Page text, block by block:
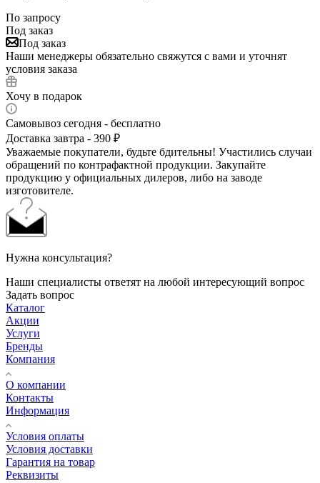
По запросу
Под заказ
Под заказ
Наши менеджеры обязательно свяжутся с вами и уточнят
условия заказа
Хочу в подарок
Самовывоз сегодня - бесплатно
Доставка завтра - 390 ₽
Уважаемые покупатели, будьте бдительны! Участились случаи
обращений по контрафактной продукции. Закупайте
продукцию у официальных дилеров, либо на заводе
изготовителе.
Нужна консультация?
Наши специалисты ответят на любой интересующий вопрос
Задать вопрос
Каталог
Акции
Услуги
Бренды
Компания
О компании
Контакты
Информация
Условия оплаты
Условия доставки
Гарантия на товар
Реквизиты